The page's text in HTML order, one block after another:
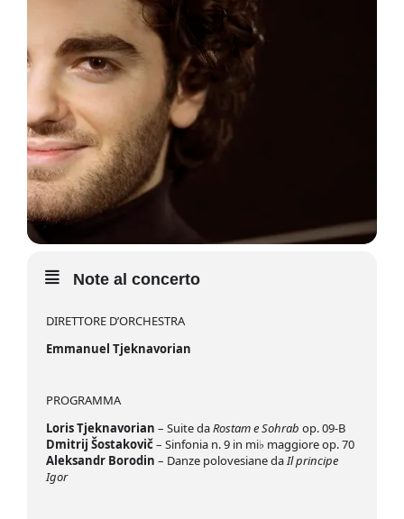
Note al concerto
DIRETTORE D’ORCHESTRA
Emmanuel Tjeknavorian
PROGRAMMA
Loris Tjeknavorian – Suite daRostam e Sohrab op. 09-B
Dmitrij Šostakovič – Sinfonia n. 9 in mi♭ maggiore op. 70
Aleksandr Borodin – Danze polovesiane daIl principe
Igor